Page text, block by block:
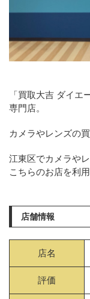
「買取大吉 ダイ
専門店。
カメラやレンズの
江東区でカメラや
こちらのお店を利
店舗情報
店名
評価